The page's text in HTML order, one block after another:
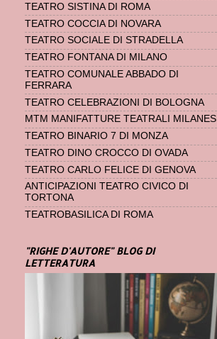
TEATRO SISTINA DI ROMA
TEATRO COCCIA DI NOVARA
TEATRO SOCIALE DI STRADELLA
TEATRO FONTANA DI MILANO
TEATRO COMUNALE ABBADO DI
FERRARA
TEATRO CELEBRAZIONI DI BOLOGNA
MTM MANIFATTURE TEATRALI MILANESI
TEATRO BINARIO 7 DI MONZA
TEATRO DINO CROCCO DI OVADA
TEATRO CARLO FELICE DI GENOVA
ANTICIPAZIONI TEATRO CIVICO DI
TORTONA
TEATROBASILICA DI ROMA
"RIGHE D'AUTORE" BLOG DI
LETTERATURA